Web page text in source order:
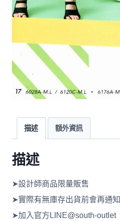
描述 額外資訊
描述
➤設計師商品限量販售
➤實際有無庫存出貨前會再通知
➤加入官方LINE@south-outlet